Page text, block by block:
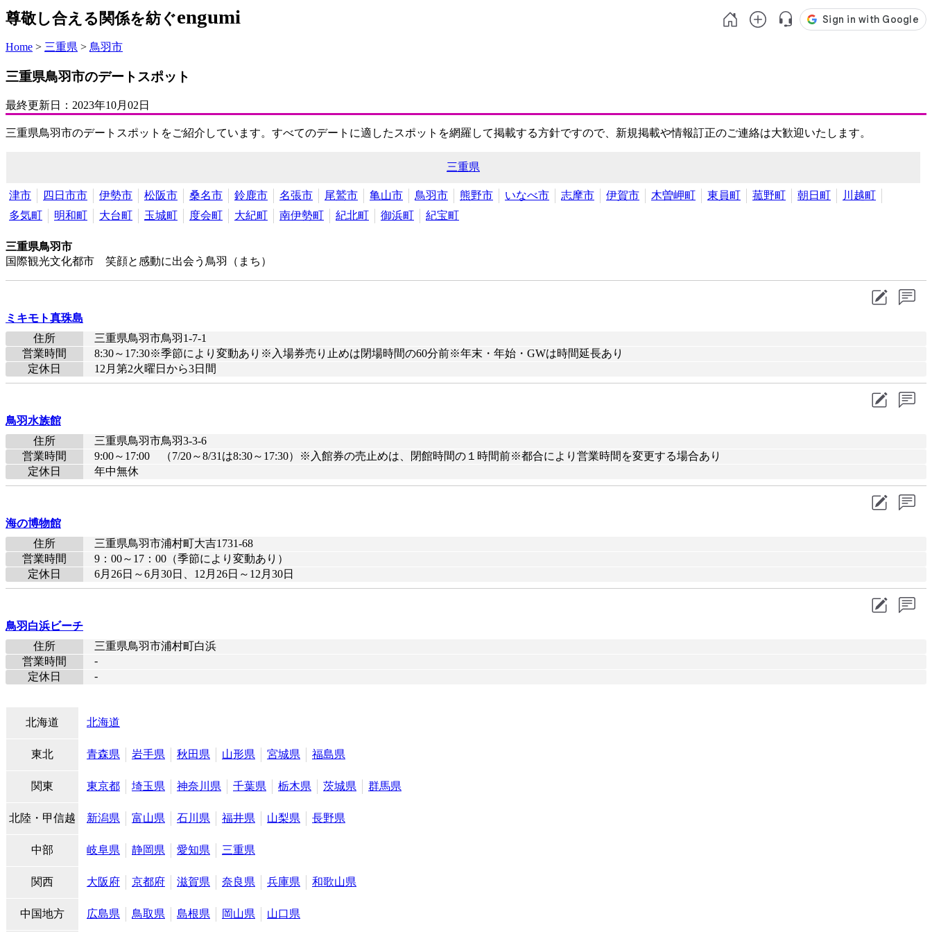
尊敬し合える関係を紡ぐengumi
Home > 三重県 > 鳥羽市
三重県鳥羽市のデートスポット
最終更新日： 2023年10月02日
三重県鳥羽市のデートスポットをご紹介しています。すべてのデートに適したスポットを網羅して掲載する方針ですので、新規掲載や情報訂正のご連絡は大歓迎いたします。
三重県
津市 四日市市 伊勢市 松阪市 桑名市 鈴鹿市 名張市 尾鷲市 亀山市 鳥羽市 熊野市 いなべ市 志摩市 伊賀市 木曽岬町 東員町 菰野町 朝日町
川越町
多気町
明和町 大台町 玉城町 度会町 大紀町 南伊勢町 紀北町 御浜町 紀宝町
三重県鳥羽市
国際観光文化都市 笑顔と感動に出会う鳥羽（まち）
ミキモト真珠島
住所
三重県鳥羽市鳥羽1-7-1
営業時間
8:30～17:30※季節により変動あり※入場券売り止めは閉場時間の60分前※年末・年始・GWは時間延長あり
定休日
12月第2火曜日から3日間
鳥羽水族館
住所
三重県鳥羽市鳥羽3-3-6
営業時間
9:00～17:00 （7/20～8/31は8:30～17:30）※入館券の売止めは、閉館時間の１時間前※都合により営業時間を変更する場合あり
定休日
年中無休
海の博物館
住所
三重県鳥羽市浦村町大吉1731-68
営業時間
9：00～17：00（季節により変動あり）
定休日
6月26日～6月30日、12月26日～12月30日
鳥羽白浜ビーチ
住所
三重県鳥羽市浦村町白浜
営業時間
-
定休日
-
北海道 北海道
東北 青森県 岩手県 秋田県 山形県 宮城県 福島県
関東 東京都 埼玉県 神奈川県 千葉県 栃木県 茨城県 群馬県
北陸・甲信越 新潟県 富山県 石川県 福井県 山梨県 長野県
中部 岐阜県 静岡県 愛知県 三重県
関西 大阪府 京都府 滋賀県 奈良県 兵庫県 和歌山県
中国地方 広島県 鳥取県 島根県 岡山県 山口県